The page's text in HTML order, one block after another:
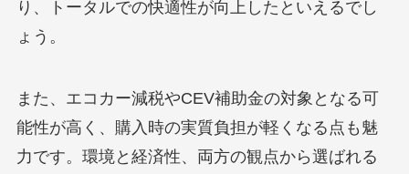
り、トータルでの快適性が向上したといえるでし
ょう。
また、エコカー減税やCEV補助金の対象となる可
能性が高く、購入時の実質負担が軽くなる点も魅
力です。環境と経済性、両方の観点から選ばれる